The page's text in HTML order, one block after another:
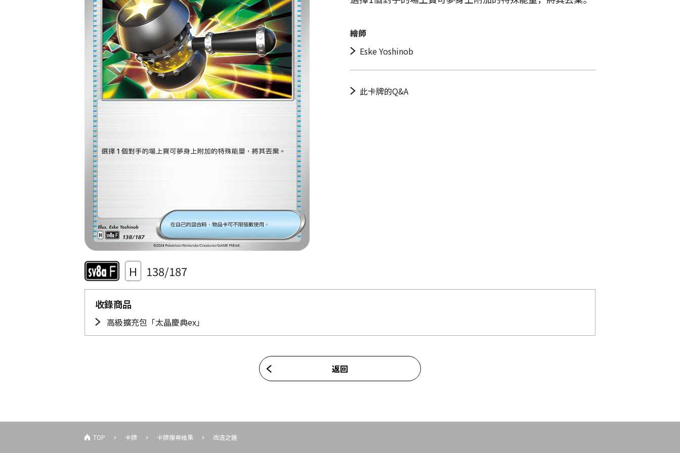
H 138/187
繪師
Eske Yoshinob
此卡牌的Q&A
收錄商品
高級擴充包「太晶慶典ex」
返回
TOP 卡牌 卡牌搜尋結果 改造之錘